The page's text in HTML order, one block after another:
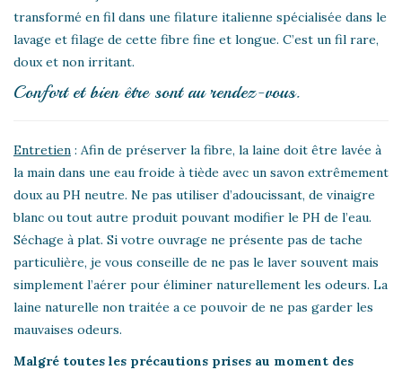
transformé en fil dans une filature italienne spécialisée dans le
lavage et filage de cette fibre fine et longue. C’est un fil rare,
doux et non irritant.
Confort et bien être sont au rendez-vous.
Entretien : Afin de préserver la fibre, la laine doit être lavée à
la main dans une eau froide à tiède avec un savon extrêmement
doux au PH neutre. Ne pas utiliser d’adoucissant, de vinaigre
blanc ou tout autre produit pouvant modifier le PH de l’eau.
Séchage à plat. Si votre ouvrage ne présente pas de tache
particulière, je vous conseille de ne pas le laver souvent mais
simplement l’aérer pour éliminer naturellement les odeurs. La
laine naturelle non traitée a ce pouvoir de ne pas garder les
mauvaises odeurs.
Malgré toutes les précautions prises au moment des